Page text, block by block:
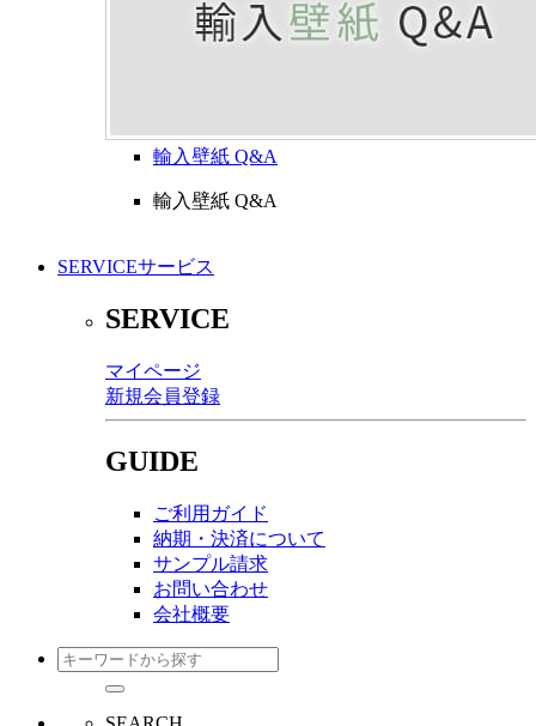
輸入壁紙 Q&A
輸入壁紙 Q&A
SERVICEサービス
SERVICE
マイページ
新規会員登録
GUIDE
ご利用ガイド
納期・決済について
サンプル請求
お問い合わせ
会社概要